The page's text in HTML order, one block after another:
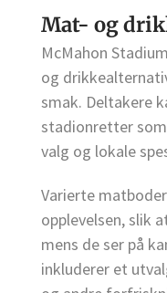
Mat- og
McMahon
og
smak. Deltakere
stadionretter
valg og lokale
Varierte
opplevelsen, slik
mens de ser på
inkluderer et